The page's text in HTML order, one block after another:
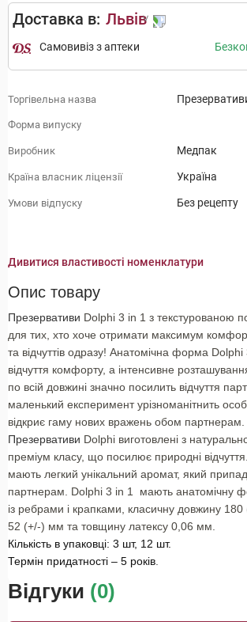
Доставка в: Львів
Самовивіз з аптеки
Торгівельна назва
Форма випуску
Виробник Медпак
Країна власник ліцензії Україна
Умови відпуску Без рецепту
Дивитися властивості номенклатури
Опис товару
Презервативи Dolphi 3 in 1 з текстурованою
для тих, хто хоче отримати максимум
та відчуттів одразу! Анатомічна форма Dolphi
відчуття комфорту, а інтенсивне
по всій довжині значно посилить відчуття
маленький експеримент урізноманітнить
відкриє гаму нових вражень обом партнерам.
Презервативи Dolphi виготовлені з
преміум класу, що посилює природні
мають легкий унікальний аромат, який
партнерам. Dolphi 3 in 1 мають анатомічну
із ребрами і крапками, класичну довжину
52 (+/-) мм та товщину латексу 0,06 мм.
Кількість в упаковці: 3 шт, 12 шт.
Термін придатності – 5 років
Відгуки (0)